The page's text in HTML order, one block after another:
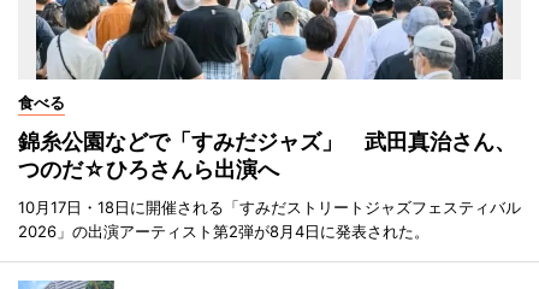
食べる
錦糸公園などで「すみだジャズ」 武田真治さん、
つのだ☆ひろさんら出演へ
10月17日・18日に開催される「すみだストリートジャズフェスティバル
2026」の出演アーティスト第2弾が8月4日に発表された。